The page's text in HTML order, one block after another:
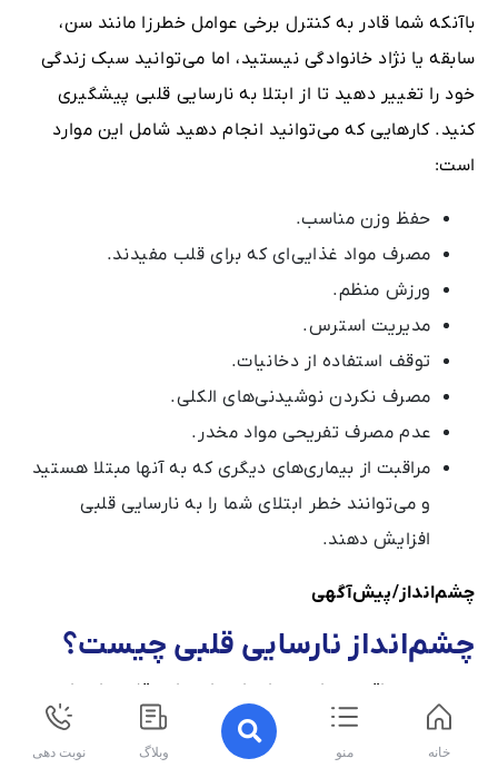
باآنکه شما قادر به کنترل برخی عوامل خطرزا مانند سن،
سابقه یا نژاد خانوادگی نیستید، اما می‌توانید سبک زندگی
خود را تغییر دهید تا از ابتلا به نارسایی قلبی پیشگیری
کنید. کارهایی که می‌توانید انجام دهید شامل این موارد
است:
حفظ وزن مناسب.
مصرف مواد غذایی‌ای که برای قلب مفیدند.
ورزش منظم.
مدیریت استرس.
توقف استفاده از دخانیات.
مصرف نکردن نوشیدنی‌های الکلی.
عدم مصرف تفریحی مواد مخدر.
مراقبت از بیماری‌های دیگری که به آنها مبتلا هستید
و می‌توانند خطر ابتلای شما را به نارسایی قلبی
افزایش دهند.
چشم‌انداز/پیش‌آگهی
چشم‌انداز نارسایی قلبی چیست؟
در صورت مراقبت مناسب، نارسایی احتقانی قلب مادرزادی
مانعی برای انجام کارهایی که دوست دارید نخواهد بود.
پیش‌آگهی شما، یا چشم‌انداز برای آینده، بستگی به عوامل
خانه منو وبلاگ نوبت دهی